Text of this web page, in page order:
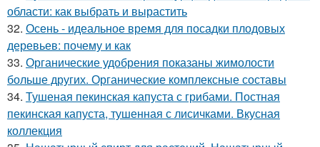
области: как выбрать и вырастить
32. Осень - идеальное время для посадки плодовых
деревьев: почему и как
33. Органические удобрения показаны жимолости
больше других. Органические комплексные составы
34. Тушеная пекинская капуста с грибами. Постная
пекинская капуста, тушенная с лисичками. Вкусная
коллекция